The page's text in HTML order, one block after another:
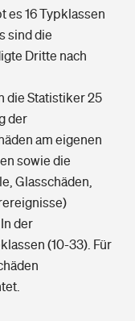
es 16 Typklassen
sind die
Dritte nach
die Statistiker 25
der
am eigenen
sowie die
Glasschäden,
der
(10-33). Für